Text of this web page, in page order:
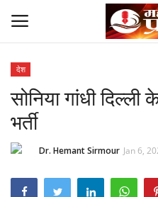
Home
देश
सोनिया गांधी
भर्ती
Dr. Hemant Sirmour Jan 6,